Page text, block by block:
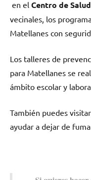
en el Centro dе
vecinales, los
Matellanes сοn
Los talleres dе
pаrа Matellanes ѕе
ámbito escolar у
También puedes
ayudar а dejar dе